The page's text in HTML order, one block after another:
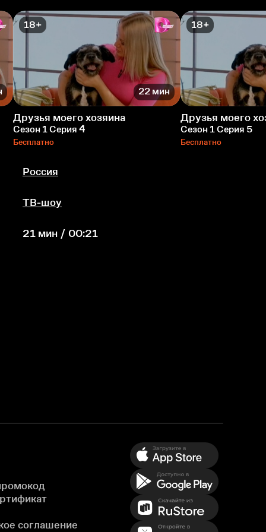
18+
22 мин
Друзья моего хозяина
Сезон 1 Серия 4
Бесплатно
18+
Друзья моего
Сезон 1 Серия 5
Бесплатно
Россия
ТВ-шоу
21 мин / 00:21
соглашение